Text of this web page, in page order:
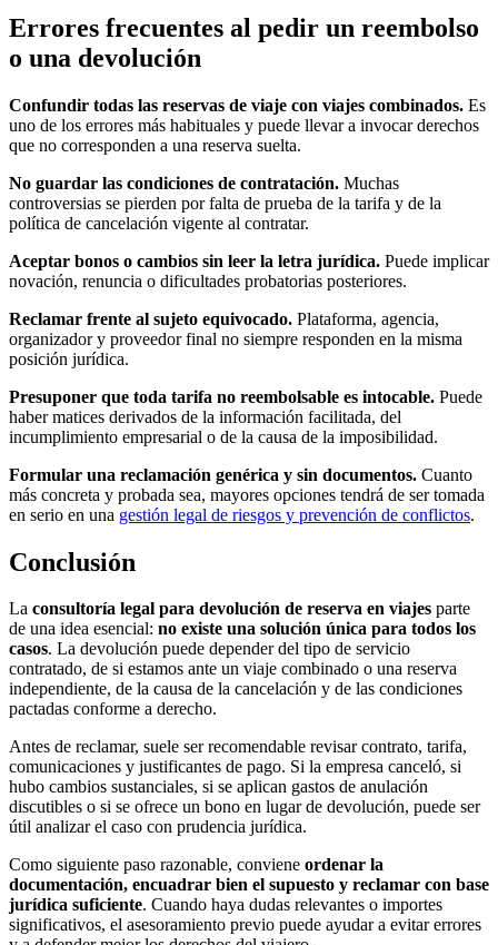
Errores frecuentes al pedir un reembolso
o una devolución
Confundir todas las reservas de viaje con viajes combinados. Es
uno de los errores más habituales y puede llevar a invocar derechos
que no corresponden a una reserva suelta.
No guardar las condiciones de contratación. Muchas
controversias se pierden por falta de prueba de la tarifa y de la
política de cancelación vigente al contratar.
Aceptar bonos o cambios sin leer la letra jurídica. Puede implicar
novación, renuncia o dificultades probatorias posteriores.
Reclamar frente al sujeto equivocado. Plataforma, agencia,
organizador y proveedor final no siempre responden en la misma
posición jurídica.
Presuponer que toda tarifa no reembolsable es intocable. Puede
haber matices derivados de la información facilitada, del
incumplimiento empresarial o de la causa de la imposibilidad.
Formular una reclamación genérica y sin documentos. Cuanto
más concreta y probada sea, mayores opciones tendrá de ser tomada
en serio en una gestión legal de riesgos y prevención de conflictos.
Conclusión
La consultoría legal para devolución de reserva en viajes parte
de una idea esencial: no existe una solución única para todos los
casos. La devolución puede depender del tipo de servicio
contratado, de si estamos ante un viaje combinado o una reserva
independiente, de la causa de la cancelación y de las condiciones
pactadas conforme a derecho.
Antes de reclamar, suele ser recomendable revisar contrato, tarifa,
comunicaciones y justificantes de pago. Si la empresa canceló, si
hubo cambios sustanciales, si se aplican gastos de anulación
discutibles o si se ofrece un bono en lugar de devolución, puede ser
útil analizar el caso con prudencia jurídica.
Como siguiente paso razonable, conviene ordenar la
documentación, encuadrar bien el supuesto y reclamar con base
jurídica suficiente. Cuando haya dudas relevantes o importes
significativos, el asesoramiento previo puede ayudar a evitar errores